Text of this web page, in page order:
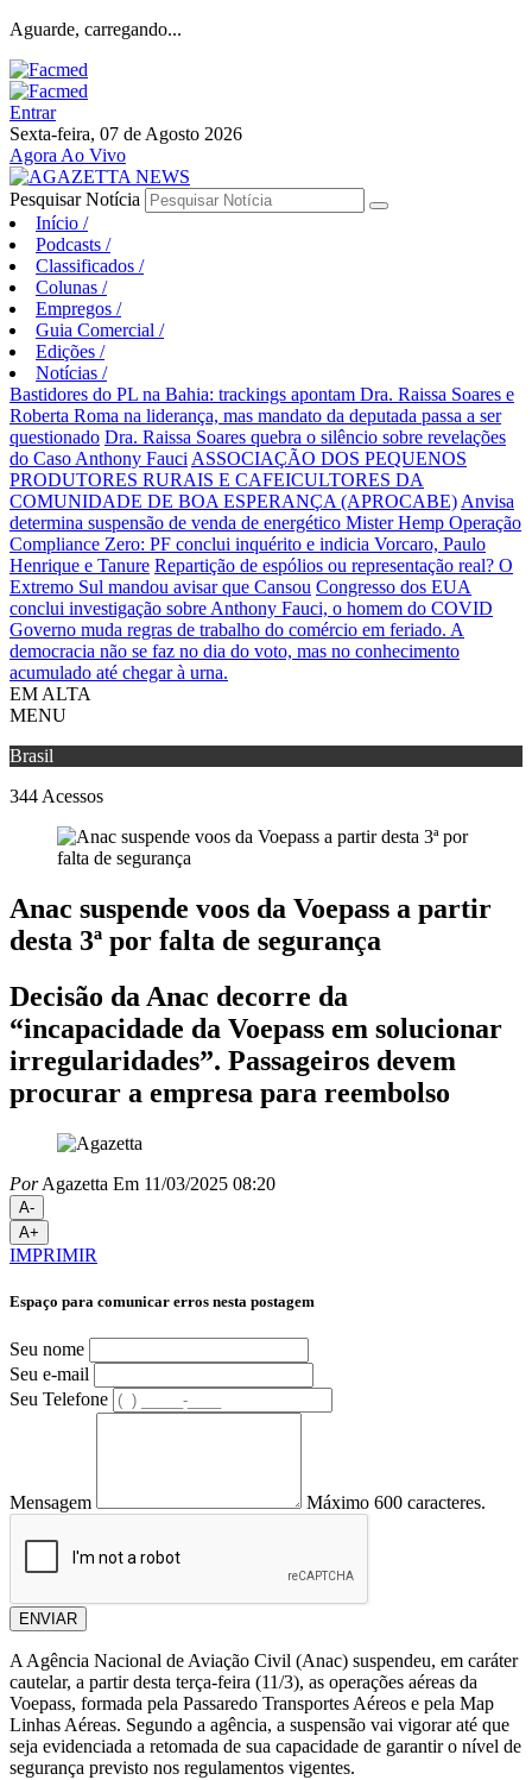
Aguarde, carregando...
Entrar
Sexta-feira, 07 de Agosto 2026
Agora Ao Vivo
Pesquisar Notícia
Início /
Podcasts /
Classificados /
Colunas /
Empregos /
Guia Comercial /
Edições /
Notícias /
Bastidores do PL na Bahia: trackings apontam Dra. Raissa Soares e
Roberta Roma na liderança, mas mandato da deputada passa a ser
questionado Dra. Raissa Soares quebra o silêncio sobre revelações
do Caso Anthony Fauci ASSOCIAÇÃO DOS PEQUENOS
PRODUTORES RURAIS E CAFEICULTORES DA
COMUNIDADE DE BOA ESPERANÇA (APROCABE) Anvisa
determina suspensão de venda de energético Mister Hemp Operação
Compliance Zero: PF conclui inquérito e indicia Vorcaro, Paulo
Henrique e Tanure Repartição de espólios ou representação real? O
Extremo Sul mandou avisar que Cansou Congresso dos EUA
conclui investigação sobre Anthony Fauci, o homem do COVID
Governo muda regras de trabalho do comércio em feriado. A
democracia não se faz no dia do voto, mas no conhecimento
acumulado até chegar à urna.
EM ALTA
MENU
Brasil
344 Acessos
Anac suspende voos da Voepass a partir
desta 3ª por falta de segurança
Decisão da Anac decorre da
“incapacidade da Voepass em solucionar
irregularidades”. Passageiros devem
procurar a empresa para reembolso
PorAgazetta Em 11/03/2025 08:20
A-
A+
IMPRIMIR
Espaço para comunicar erros nesta postagem
Seu nome
Seu e-mail
Seu Telefone
Mensagem Máximo 600 caracteres.
ENVIAR
A Agência Nacional de Aviação Civil (Anac) suspendeu, em caráter
cautelar, a partir desta terça-feira (11/3), as operações aéreas da
Voepass, formada pela Passaredo Transportes Aéreos e pela Map
Linhas Aéreas. Segundo a agência, a suspensão vai vigorar até que
seja evidenciada a retomada de sua capacidade de garantir o nível de
segurança previsto nos regulamentos vigentes.